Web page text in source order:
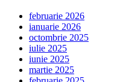
februarie 2026
ianuarie 2026
octombrie 2025
iulie 2025
iunie 2025
martie 2025